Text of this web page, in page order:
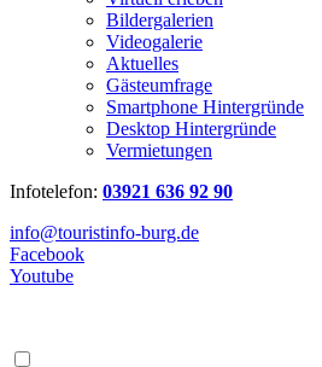
Bildergalerien
Videogalerie
Aktuelles
Gästeumfrage
Smartphone Hintergründe
Desktop Hintergründe
Vermietungen
Infotelefon: 03921 636 92 90
info@touristinfo-burg.de
Facebook
Youtube